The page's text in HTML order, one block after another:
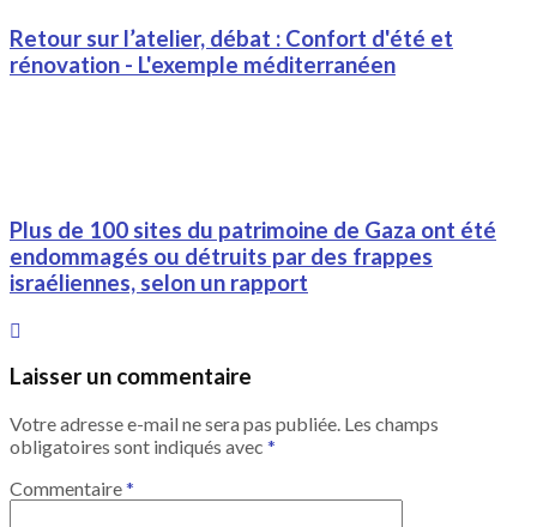
Retour sur l’atelier, débat : Confort d'été et
rénovation - L'exemple méditerranéen
Plus de 100 sites du patrimoine de Gaza ont été
endommagés ou détruits par des frappes
israéliennes, selon un rapport
Laisser un commentaire
Votre adresse e-mail ne sera pas publiée. Les champs
obligatoires sont indiqués avec *
Commentaire*